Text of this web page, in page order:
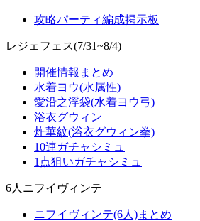
攻略パーティ編成掲示板
レジェフェス(7/31~8/4)
開催情報まとめ
水着ヨウ(水属性)
愛沿之浮袋(水着ヨウ弓)
浴衣グウィン
炸華紋(浴衣グウィン拳)
10連ガチャシミュ
1点狙いガチャシミュ
6人ニフイヴィンテ
ニフイヴィンテ(6人)まとめ